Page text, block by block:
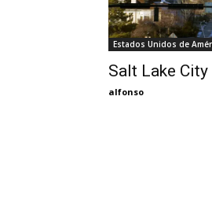
Estados Unidos de
Salt Lake
alfonso